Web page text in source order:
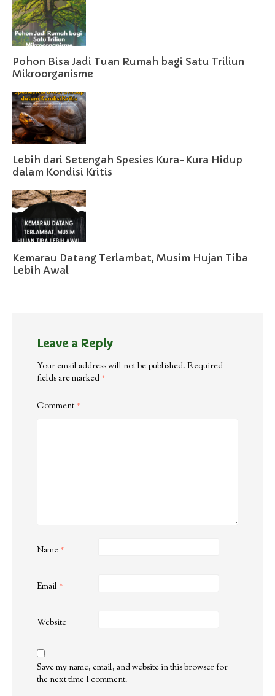
Pohon Bisa Jadi Tuan Rumah bagi Satu Triliun
Mikroorganisme
Lebih dari Setengah Spesies Kura-Kura Hidup
dalam Kondisi Kritis
Kemarau Datang Terlambat, Musim Hujan Tiba
Lebih Awal
Leave a Reply
Your email address will not be published. Required
fields are marked *
Comment*
Name *
Email *
Website
Save my name, email, and website in this browser for
the next time I comment.